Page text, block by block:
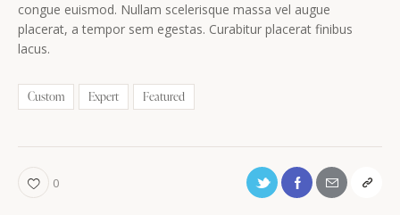
congue euismod. Nullam scelerisque massa vel augue
placerat, a tempor sem egestas. Curabitur placerat finibus
lacus.
Custom Expert Featured
0